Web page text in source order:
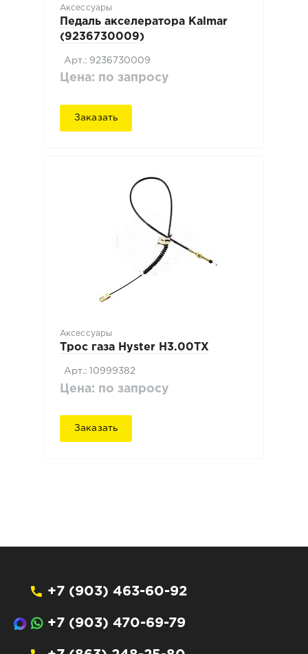
Аксессуары
Педаль акселератора Kalmar
(9236730009)
Арт.: 9236730009
Цена: по запросу
Заказать
Аксессуары
Трос газа Hyster H3.00TX
Арт.: 10999382
Цена: по запросу
Заказать
+7 (903) 463-60-92
+7 (903) 470-69-79